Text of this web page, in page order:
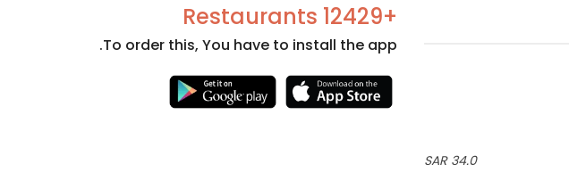
34.0 SAR
+12429 Restaurants
To order this, You have to install the app.